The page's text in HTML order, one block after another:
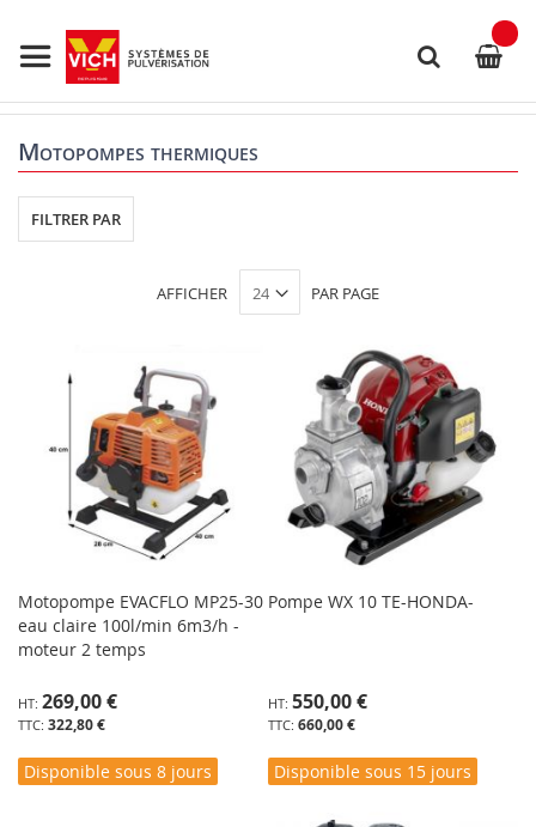
au
contenu
Rechercher
Motopompes thermiques
AFFICHER PAR PAGE
Motopompe EVACFLO MP25-30
eau claire 100l/min 6m3/h -
moteur 2 temps
322,80 €
269,00 €
Disponible sous 8 jours
Pompe WX 10 TE-HONDA-
660,00 €
550,00 €
Disponible sous 15 jours
FILTRER PAR